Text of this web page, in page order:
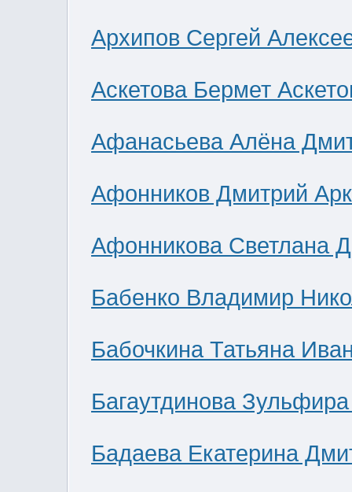
Архипов Сергей
Аскетова Бермет
Афанасьева Алёна
Афонников Дмитрий
Афонникова Светлана
Бабенко Владимир
Бабочкина Татьяна
Багаутдинова
Бадаева Екатерина